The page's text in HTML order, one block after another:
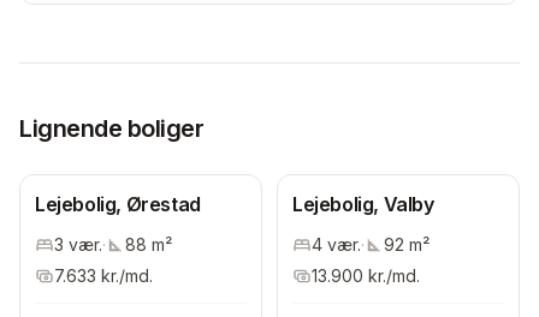
Lignende boliger
Lejebolig, Ørestad
3 vær.· 88 m²
7.633 kr./md.
Lejebolig, Valby
4 vær.· 92 m²
13.900 kr./md.